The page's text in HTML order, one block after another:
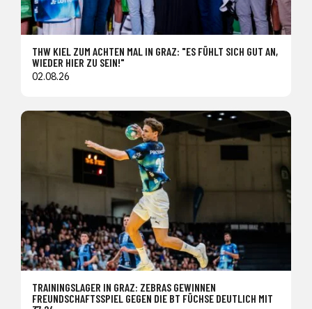
THW KIEL ZUM ACHTEN MAL IN GRAZ: "ES FÜHLT SICH GUT AN,
WIEDER HIER ZU SEIN!"
02.08.26
TRAININGSLAGER IN GRAZ: ZEBRAS GEWINNEN
FREUNDSCHAFTSSPIEL GEGEN DIE BT FÜCHSE DEUTLICH MIT